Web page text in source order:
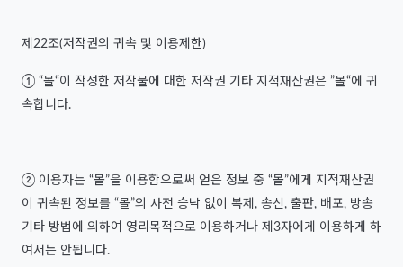
제22조(저작권의 귀속 및 이용제한)
① “몰“이 작성한 저작물에 대한 저작권 기타 지적재산권은 ”몰“에 귀
속합니다.
② 이용자는 “몰”을 이용함으로써 얻은 정보 중 “몰”에게 지적재산권
이 귀속된 정보를 “몰”의 사전 승낙 없이 복제, 송신, 출판, 배포, 방송
기타 방법에 의하여 영리목적으로 이용하거나 제3자에게 이용하게 하
여서는 안됩니다.